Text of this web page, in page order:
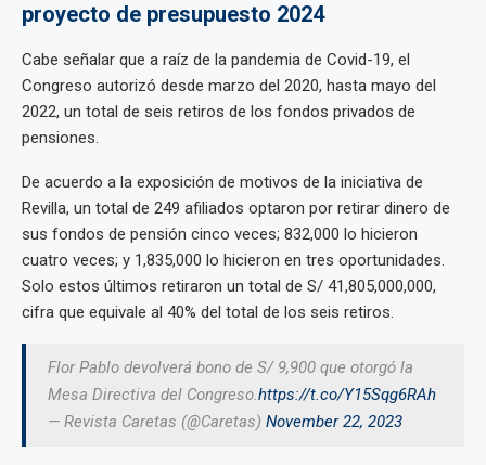
proyecto de presupuesto 2024
Cabe señalar que a raíz de la pandemia de Covid-19, el
Congreso autorizó desde marzo del 2020, hasta mayo del
2022, un total de seis retiros de los fondos privados de
pensiones.
De acuerdo a la exposición de motivos de la iniciativa de
Revilla, un total de 249 afiliados optaron por retirar dinero de
sus fondos de pensión cinco veces; 832,000 lo hicieron
cuatro veces; y 1,835,000 lo hicieron en tres oportunidades.
Solo estos últimos retiraron un total de S/ 41,805,000,000,
cifra que equivale al 40% del total de los seis retiros.
Flor Pablo devolverá bono de S/ 9,900 que otorgó la
Mesa Directiva del Congreso.https://t.co/Y15Sqg6RAh
— Revista Caretas (@Caretas) November 22, 2023